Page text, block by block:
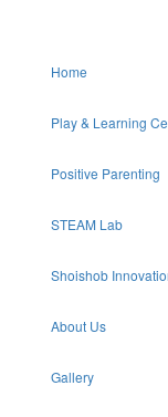
Home
Play & Learning
Positive Parenting
STEAM Lab
Shoishob
About Us
Gallery